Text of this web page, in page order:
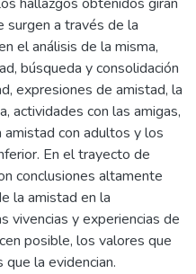
surgen a través de la
el análisis de la misma,
búsqueda y consolidación
expresiones de amistad, la
actividades con las amigas,
amistad con adultos y los
En el trayecto de
conclusiones altamente
la amistad en la
vivencias y experiencias de
posible, los valores que
la evidencian.